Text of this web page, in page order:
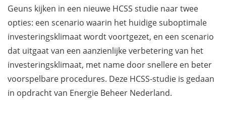
Geuns kijken in een nieuwe HCSS studie naar twee
opties: een scenario waarin het huidige suboptimale
investeringsklimaat wordt voortgezet, en een scenario
dat uitgaat van een aanzienlijke verbetering van het
investeringsklimaat, met name door snellere en beter
voorspelbare procedures. Deze HCSS-studie is gedaan
in opdracht van Energie Beheer Nederland.